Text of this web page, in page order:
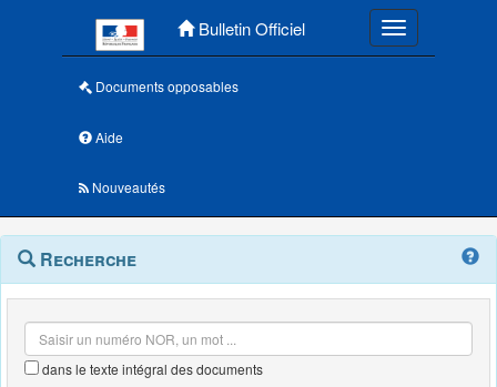
Bulletin Officiel Toggle
Documents opposables
Aide
Nouveautés
Navigation
outils
Menu
contextuel
Recherche
dans le texte intégral des documents